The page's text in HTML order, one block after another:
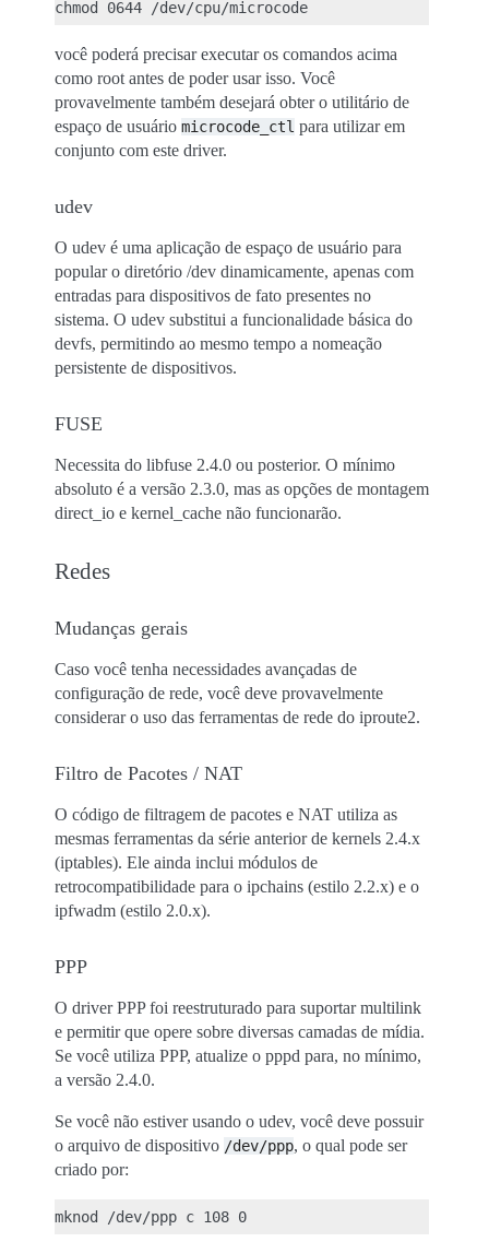
você poderá precisar executar os comandos acima
como root antes de poder usar isso. Você
provavelmente também desejará obter o utilitário de
espaço de usuário microcode_ctl para utilizar em
conjunto com este driver.
udev
O udev é uma aplicação de espaço de usuário para
popular o diretório /dev dinamicamente, apenas com
entradas para dispositivos de fato presentes no
sistema. O udev substitui a funcionalidade básica do
devfs, permitindo ao mesmo tempo a nomeação
persistente de dispositivos.
FUSE
Necessita do libfuse 2.4.0 ou posterior. O mínimo
absoluto é a versão 2.3.0, mas as opções de montagem
direct_io e kernel_cache não funcionarão.
Redes
Mudanças gerais
Caso você tenha necessidades avançadas de
configuração de rede, você deve provavelmente
considerar o uso das ferramentas de rede do iproute2.
Filtro de Pacotes / NAT
O código de filtragem de pacotes e NAT utiliza as
mesmas ferramentas da série anterior de kernels 2.4.x
(iptables). Ele ainda inclui módulos de
retrocompatibilidade para o ipchains (estilo 2.2.x) e o
ipfwadm (estilo 2.0.x).
PPP
O driver PPP foi reestruturado para suportar multilink
e permitir que opere sobre diversas camadas de mídia.
Se você utiliza PPP, atualize o pppd para, no mínimo,
a versão 2.4.0.
Se você não estiver usando o udev, você deve possuir
o arquivo de dispositivo /dev/ppp, o qual pode ser
criado por: